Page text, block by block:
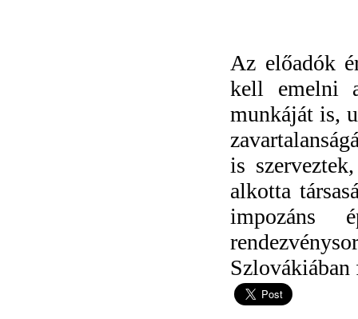
Az előadók
kell emelni
munkáját is,
is
alkotta
impozáns